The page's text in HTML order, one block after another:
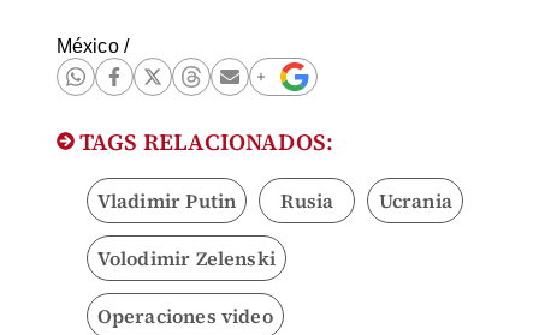
México/
TAGS RELACIONADOS:
Vladimir Putin Rusia Ucrania
Volodimir Zelenski
Operaciones video